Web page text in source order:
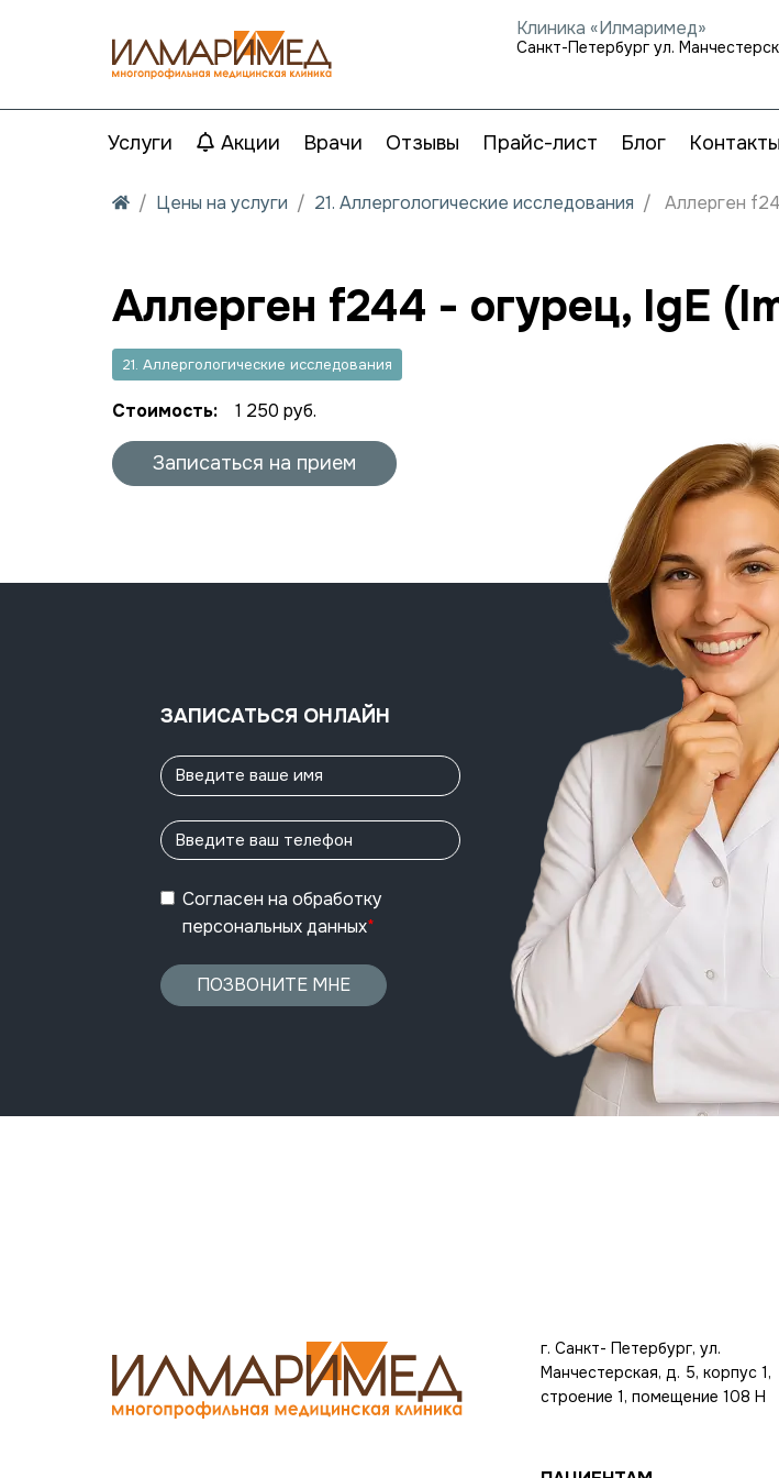
Клиника «Илмаримед»
Санкт-Петербург ул.
Услуги Акции Врачи Отзывы Прайс-лист Блог Контакты
Цены на услуги 21. Аллергологические исследования Аллерген
Аллерген f244 - огурец, IgE
21. Аллергологические исследования
Стоимость: 1 250 руб.
Записаться на прием
ЗАПИСАТЬСЯ ОНЛАЙН
Согласен на обработку
персональных данных*
ПОЗВОНИТЕ МНЕ
г. Санкт- Петербург, ул.
Манчестерская, д. 5, корпус 1,
строение 1, помещение 108 Н